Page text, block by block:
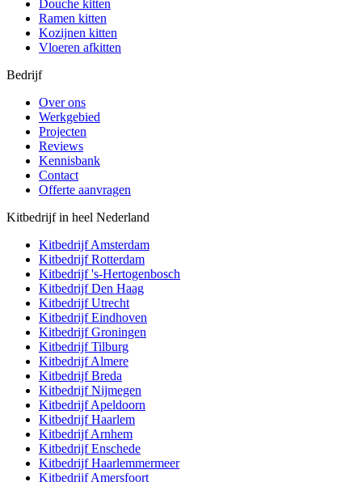
Douche kitten
Ramen kitten
Kozijnen kitten
Vloeren afkitten
Bedrijf
Over ons
Werkgebied
Projecten
Reviews
Kennisbank
Contact
Offerte aanvragen
Kitbedrijf in heel Nederland
KitbedrijfAmsterdam
KitbedrijfRotterdam
Kitbedrijf's-Hertogenbosch
KitbedrijfDen Haag
KitbedrijfUtrecht
KitbedrijfEindhoven
KitbedrijfGroningen
KitbedrijfTilburg
KitbedrijfAlmere
KitbedrijfBreda
KitbedrijfNijmegen
KitbedrijfApeldoorn
KitbedrijfHaarlem
KitbedrijfArnhem
KitbedrijfEnschede
KitbedrijfHaarlemmermeer
KitbedrijfAmersfoort